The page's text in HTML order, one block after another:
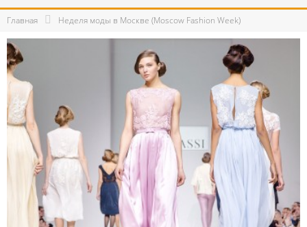
Главная Неделя моды в Москве (Moscow Fashion Week)